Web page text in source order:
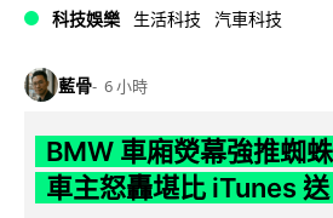
科技娛樂 生活科技 汽車科技
藍骨 6 小時
BMW 車廂熒幕強推蜘
車主怒轟堪比 iTunes